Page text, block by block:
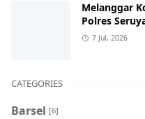
Melanggar
Polres
7 Jul, 2026
CATEGORIES
Barsel [6]